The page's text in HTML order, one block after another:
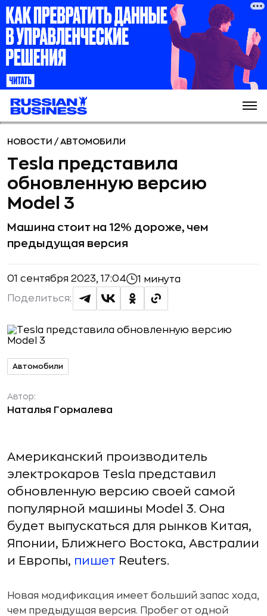
НОВОСТИ / АВТОМОБИЛИ
Tesla представила
обновленную версию
Model 3
Машина стоит на 12% дороже, чем
предыдущая версия
01 сентября 2023, 17:04 1 минута
Поделиться:
Автомобили
Автор:
Наталья Гормалева
Американский производитель
электрокаров Tesla представил
обновленную версию своей самой
популярной машины Model 3. Она
будет выпускаться для рынков Китая,
Японии, Ближнего Востока, Австралии
и Европы, пишет Reuters.
Новая модификация имеет больший запас хода,
чем предыдущая версия. Пробег от одной